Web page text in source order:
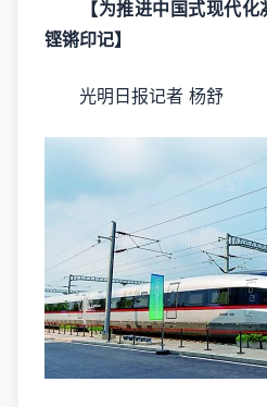
【为推进中国式现代
铿锵印记】
光明日报记者 杨舒